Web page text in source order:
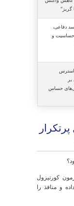
مو
رویکرد
ادامه،
ارائه
و
جلسه ورزش با شدت